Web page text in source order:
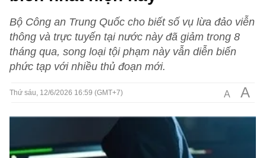
Bộ Công an Trung Quốc cho biết số vụ lừa đảo viễn
thông và trực tuyến tại nước này đã giảm trong 8
tháng qua, song loại tội phạm này vẫn diễn biến
phức tạp với nhiều thủ đoạn mới.
Thứ sáu, 12/6/2026 16:59 (GMT+7) A A